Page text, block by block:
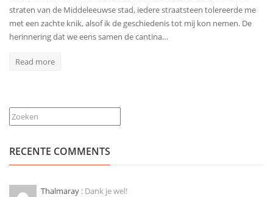
straten van de Middeleeuwse stad, iedere straatsteen tolereerde me
met een zachte knik, alsof ik de geschiedenis tot mij kon nemen. De
herinnering dat we eens samen de cantina…
Read more
Zoeken
RECENTE COMMENTS
Thalmaray : Dank je wel!